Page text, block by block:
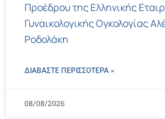
Προέδρου της Ελληνικής
Γυναικολογικής Ογκολογίας
Ροδολάκη
ΔΙΑΒΑΣΤΕ ΠΕΡΙΣΣΌΤΕΡΑ »
08/08/2026